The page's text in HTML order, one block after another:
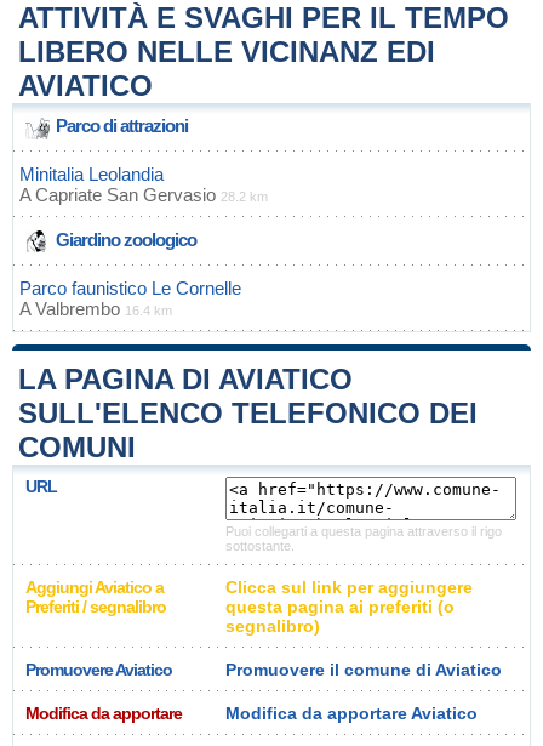
ATTIVITÀ E SVAGHI PER IL TEMPO
LIBERO NELLE VICINANZ EDI
AVIATICO
Parco di attrazioni
Minitalia Leolandia
ACapriate San Gervasio 28.2 km
Giardino zoologico
Parco faunistico Le Cornelle
AValbrembo 16.4 km
LA PAGINA DI AVIATICO
SULL'ELENCO TELEFONICO DEI
COMUNI
URL
Puoi collegarti a questa pagina attraverso il rigo
sottostante.
Aggiungi Aviatico a
Preferiti / segnalibro
Clicca sul link per aggiungere
questa pagina ai preferiti (o
segnalibro)
Promuovere Aviatico Promuovere il comune di Aviatico
Modifica da apportare Modifica da apportare Aviatico